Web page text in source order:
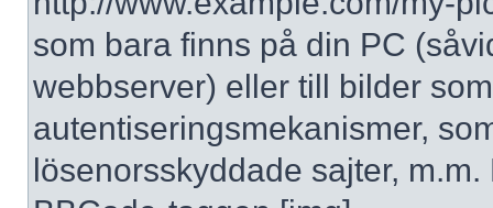
som bara finns på din PC
webbserver) eller till bilder
autentiseringsmekanismer,
lösenorsskyddade sajter,